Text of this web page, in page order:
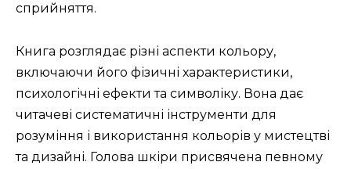
сприйняття.
Книга розглядає різні аспекти кольору,
включаючи його фізичні характеристики,
психологічні ефекти та символіку. Вона дає
читачеві систематичні інструменти для
розуміння і використання кольорів у мистецтві
та дизайні. Голова шкіри присвячена певному